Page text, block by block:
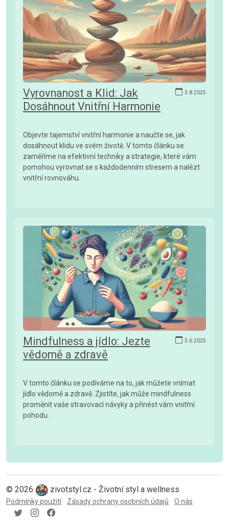
3.8.2025
Vyrovnanost a Klid: Jak
Dosáhnout Vnitřní Harmonie
Objevte tajemství vnitřní harmonie a naučte se, jak
dosáhnout klidu ve svém životě. V tomto článku se
zaměříme na efektivní techniky a strategie, které vám
pomohou vyrovnat se s každodenním stresem a nalézt
vnitřní rovnováhu.
3.6.2025
Mindfulness a jídlo: Jezte
vědomě a zdravě
V tomto článku se podíváme na to, jak můžete vnímat
jídlo vědomě a zdravě. Zjistíte, jak může mindfulness
proměnit vaše stravovací návyky a přinést vám vnitřní
pohodu.
© 2026 zivotstyl.cz - Životní styl a wellness
Podmínky použití Zásady ochrany osobních údajů O nás